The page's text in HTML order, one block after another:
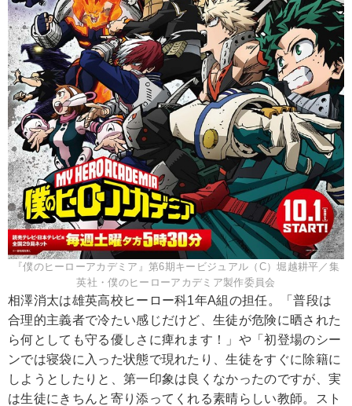
『僕のヒーローアカデミア』第6期キービジュアル（C）堀越耕平／集
英社・僕のヒーローアカデミア製作委員会
相澤消太は雄英高校ヒーロー科1年A組の担任。「普段は
合理的主義者で冷たい感じだけど、生徒が危険に晒された
ら何としても守る優しさに痺れます！」や「初登場のシー
ンでは寝袋に入った状態で現れたり、生徒をすぐに除籍に
しようとしたりと、第一印象は良くなかったのですが、実
は生徒にきちんと寄り添ってくれる素晴らしい教師。スト